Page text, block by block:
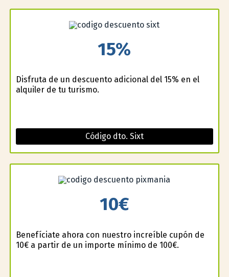
15%
Disfruta de un descuento adicional del 15% en el
alquiler de tu turismo.
Código dto. Sixt
10€
Benefíciate ahora con nuestro increíble cupón de
10€ a partir de un importe mínimo de 100€.